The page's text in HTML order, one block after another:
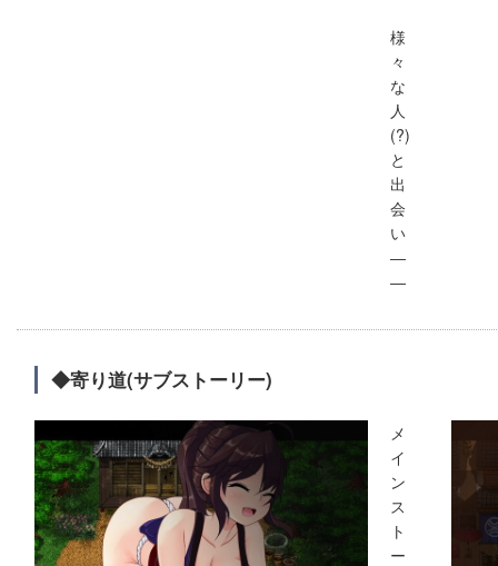
様
々
な
人
(?)
と
出
会
い
―
―
◆寄り道(サブストーリー)
メ
イ
ン
ス
ト
ー